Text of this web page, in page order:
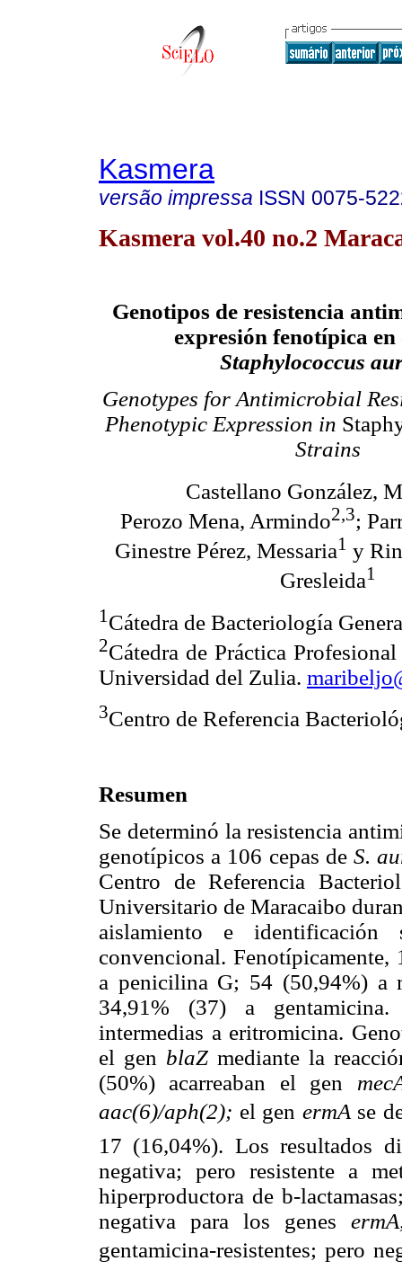
Kasmera
versão impressa ISSN 0075-
Kasmera vol.40 no.2
Genotipos de resistencia
expresión fenotípica en
Staphylococcus
Genotypes for Antimicrobial
Phenotypic Expression in
Strains
Castellano González,
Perozo Mena, Armindo2,3;
Ginestre Pérez, Messaria1 y
Gresleida1
1 Cátedra de Bacteriología
2Cátedra de Práctica
Universidad del Zulia.
3Centro de Referencia
Resumen
Se determinó la resistencia
genotípicos a 106 cepas de S.
Centro de Referencia
Universitario de Maracaibo
aislamiento e
convencional. Fenotípicamente,
a penicilina G; 54 (50,94%) a
34,91% (37) a
intermedias a eritromicina.
el gen blaZ mediante la
(50%) acarreaban el gen
aac(6)/aph(2); el gen ermA se
17 (16,04%). Los resultados
negativa; pero resistente a
hiperproductora de b-
negativa para los genes
gentamicina-resistentes; pero